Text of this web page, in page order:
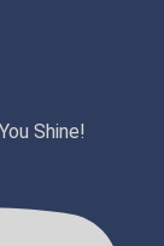
Shine!